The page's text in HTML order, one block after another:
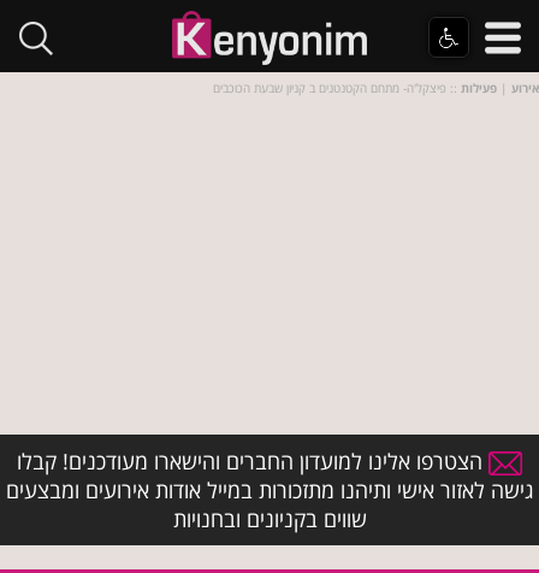
אירוע | פעילות :: פיצקל'ה- מתחם הקטנטנים ב קניון שבעת הכוכבים
הצטרפו אלינו למועדון החברים והישארו מעודכנים! קבלו
גישה לאזור אישי ותיהנו מתזכורות במייל אודות אירועים ומבצעים
שווים בקניונים ובחנויות